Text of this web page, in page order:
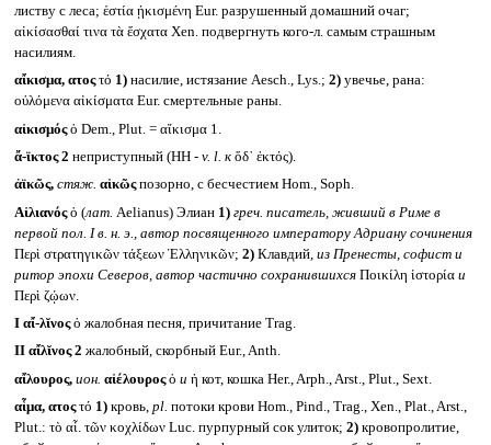
листву с леса; ἑστία ᾐκισμένη Eur. разрушенный домашний очаг;
αἰκίσασθαί τινα τὰ ἔσχατα Xen. подвергнуть кого-л. самым страшным
насилиям.
αἴκισμα, ατοςτό 1)насилие, истязание Aesch., Lys.; 2)увечье, рана:
οὐλόμενα αἰκίσματα Eur. смертельные раны.
αἰκισμόςὁ Dem., Plut. = αἴκισμα 1.
ἄ-ϊκτος 2 неприступный (HH - v. l. кὅδ᾽ ἐκτός).
ἀϊκῶς, стяж. αἰκῶςпозорно, с бесчестием Hom., Soph.
Αἰλιανόςὁ (лат. Aelianus) Элиан 1) греч. писатель, живший в Риме в
первой пол. I в. н. э., автор посвященного императору Адриану сочинения
Περὶ στρατηγικῶν τάξεων Ἑλληνικῶν; 2)Клавдий, из Пренесты, софист и
ритор эпохи Северов, автор частично сохранившихсяΠοικίλη ἱστορία и
Περὶ ζῴων.
I αἴ-λῐνοςὁ жалобная песня, причитание Trag.
II αἴλῐνος 2 жалобный, скорбный Eur., Anth.
αἴλουρος, ион. αἰέλουροςὁ и ἡ кот, кошка Her., Arph., Arst., Plut., Sext.
αἷμα, ατοςτό 1)кровь, pl. потоки крови Hom., Pind., Trag., Xen., Plat., Arst.,
Plut.: τὸ αἷ. τῶν κοχλίδων Luc. пурпурный сок улиток; 2)кровопролитие,